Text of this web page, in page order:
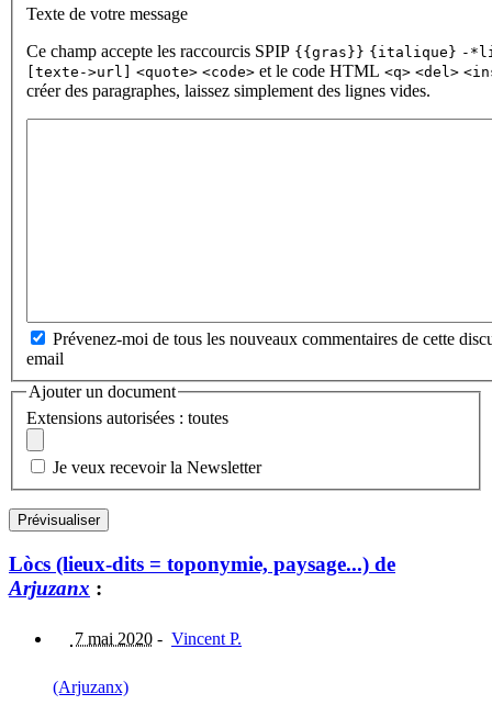
Texte de votre message
Ce champ accepte les raccourcis SPIP {{gras}} {italique} -
[texte->url]
<quote> <code> et le code HTML <q> <del>
créer des paragraphes, laissez simplement des lignes vides.
Prévenez-moi de tous les nouveaux commentaires de cette
email
Ajouter un document
Extensions autorisées : toutes
Je veux recevoir la Newsletter
Lòcs (lieux-dits = toponymie, paysage...) de
Arjuzanx :
7 mai 2020 - Vincent P.
(Arjuzanx)